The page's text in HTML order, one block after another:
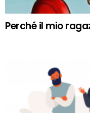
Perché il mio